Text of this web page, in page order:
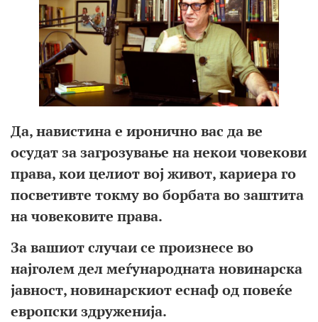
Да,навистина е иронично вас да ве
осудатзазагрозување на некои човекови
права, кои целиотвој живот, кариера го
посветивте токму во борбата возаштита
на човековите права.
За вашиот случаи се произнесе во
најголем дел меѓународнатановинарска
јавност, новинарскиотеснаф одповеќе
европски здруженија.